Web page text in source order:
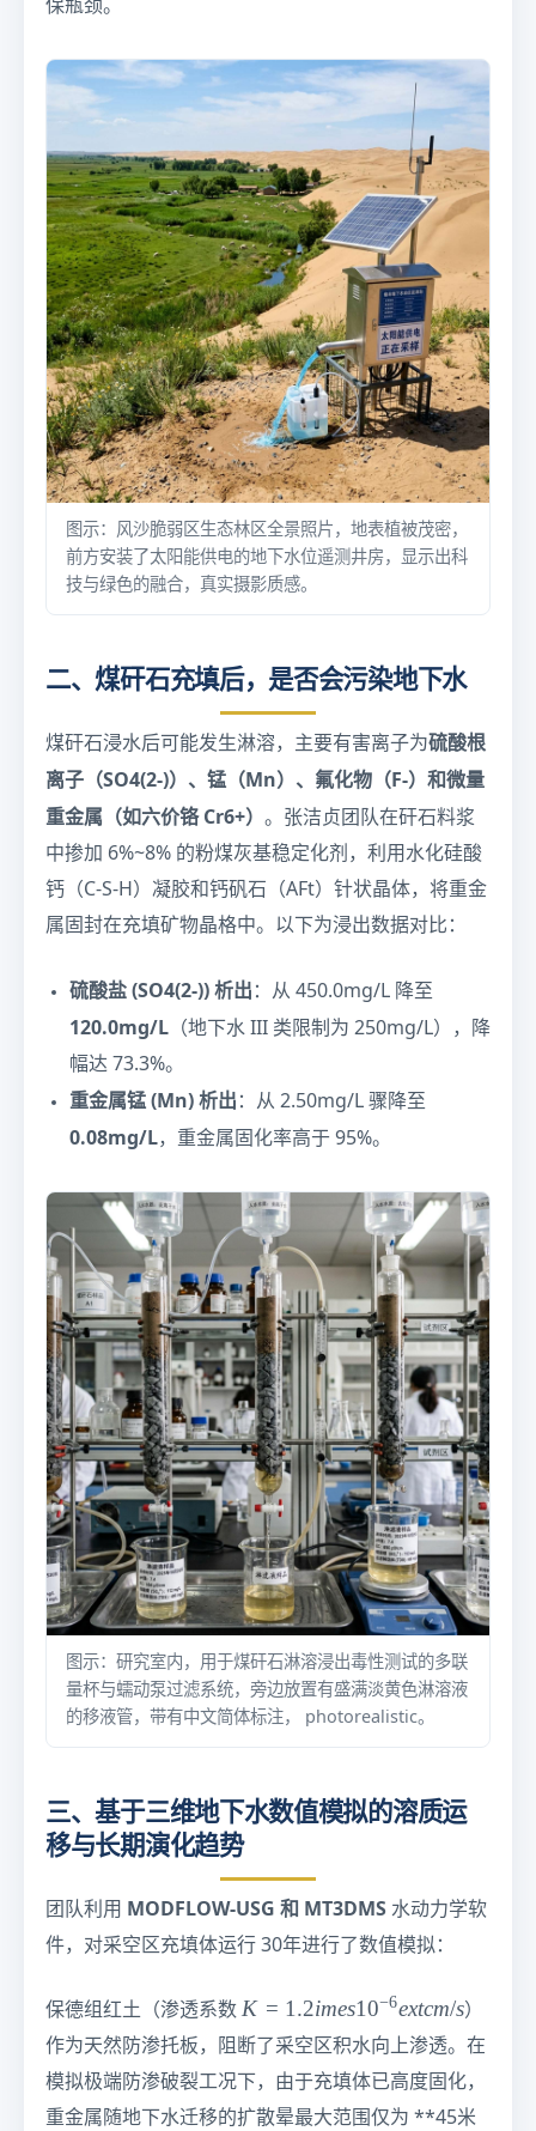
保瓶颈。
图示：风沙脆弱区生态林区全景照片，地表植被茂密，
前方安装了太阳能供电的地下水位遥测井房，显示出科
技与绿色的融合，真实摄影质感。
二、煤矸石充填后，是否会污染地下水
煤矸石浸水后可能发生淋溶，主要有害离子为硫酸根
离子（SO4(2-)）、锰（Mn）、氟化物（F-）和微量
重金属（如六价铬 Cr6+） 。张洁贞团队在矸石料浆
中掺加 6%~8% 的粉煤灰基稳定化剂，利用水化硅酸
钙（C-S-H）凝胶和钙矾石（AFt）针状晶体，将重金
属固封在充填矿物晶格中。以下为浸出数据对比：
硫酸盐 (SO4(2-)) 析出 ：从 450.0mg/L 降至
120.0mg/L （地下水 III 类限制为 250mg/L），降
幅达 73.3%。
重金属锰 (Mn) 析出 ：从 2.50mg/L 骤降至
0.08mg/L，重金属固化率高于 95%。
图示：研究室内，用于煤矸石淋溶浸出毒性测试的多联
量杯与蠕动泵过滤系统，旁边放置有盛满淡黄色淋溶液
的移液管，带有中文简体标注， photorealistic。
三、基于三维地下水数值模拟的溶质运
移与长期演化趋势
团队利用 MODFLOW-USG 和 MT3DMS 水动力学软
件，对采空区充填体运行 30年进行了数值模拟：
保德组红土（渗透系数 K
=
1.
2
i
K = 1.2imes10−6extcm/s）
作为天然防渗托板，阻断了采空区积水向上渗透。在
模拟极端防渗破裂工况下，由于充填体已高度固化，
重金属随地下水迁移的扩散晕最大范围仅为 **45米